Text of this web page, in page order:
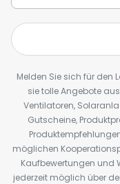
Melden Sie sich für den
sie tolle Angebote
Ventilatoren,
Gutscheine,
möglichen
Kaufbewertungen und
jederzeit möglich über